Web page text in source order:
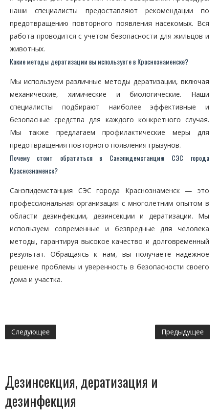
наши специалисты предоставляют рекомендации по
предотвращению повторного появления насекомых. Вся
работа проводится с учётом безопасности для жильцов и
животных.
Какие методы дератизации вы используете в Краснознаменске?
Мы используем различные методы дератизации, включая
механические, химические и биологические. Наши
специалисты подбирают наиболее эффективные и
безопасные средства для каждого конкретного случая.
Мы также предлагаем профилактические меры для
предотвращения повторного появления грызунов.
Почему стоит обратиться в Санэпидемстанцию СЭС города
Краснознаменск?
Санэпидемстанция СЭС города Краснознаменск — это
профессиональная организация с многолетним опытом в
области дезинфекции, дезинсекции и дератизации. Мы
используем современные и безвредные для человека
методы, гарантируя высокое качество и долговременный
результат. Обращаясь к нам, вы получаете надежное
решение проблемы и уверенность в безопасности своего
дома и участка.
Следующее Предыдущее
Дезинсекция, дератизация и
дезинфекция